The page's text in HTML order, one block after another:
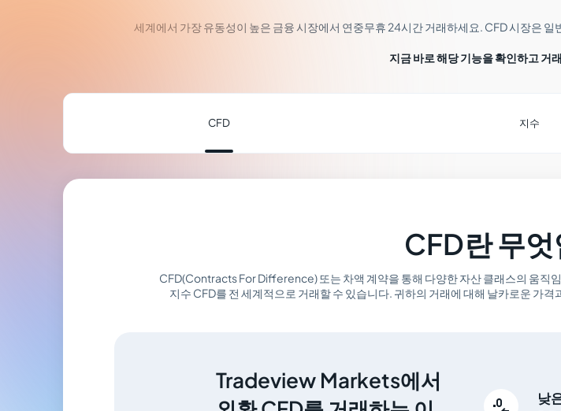
세계에서 가장 유동성이 높은 금융 시장에서 연중무휴 24시간 거래하세요. CFD 시장은
지금 바로 해당 기능을 확인하고 거
CFD 지수
CFD란 무
CFD(Contracts For Difference) 또는 차액 계약을 통해 다양한 자산 클래스의 움직
지수 CFD를 전 세계적으로 거래할 수 있습니다. 귀하의 거래에 대해 날카로운 가
Tradeview Markets에서
낮